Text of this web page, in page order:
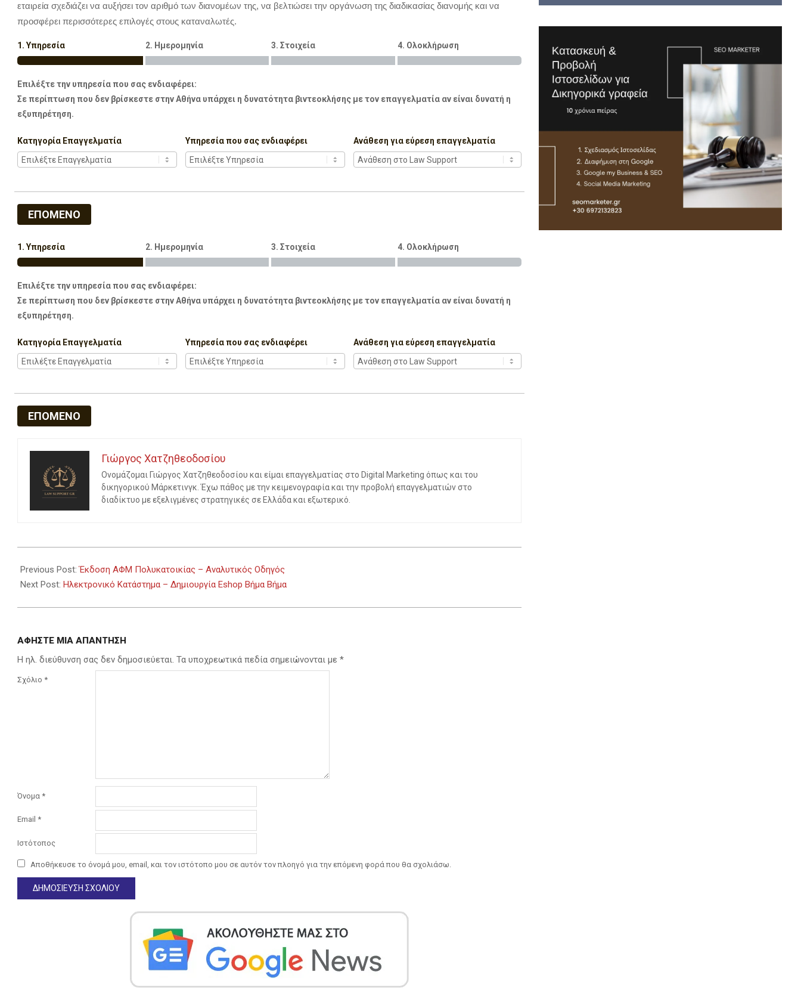
εταιρεία σχεδιάζει να αυξήσει τον αριθμό των διανομέων της, να βελτιώσει την οργάνωση της διαδικασίας διανομής και να
προσφέρει περισσότερες επιλογές στους καταναλωτές.
1. Υπηρεσία 2. Ημερομηνία 3. Στοιχεία 4. Ολοκλήρωση
Επιλέξτε την υπηρεσία που σας ενδιαφέρει:
Σε περίπτωση που δεν βρίσκεστε στην Αθήνα υπάρχει η δυνατότητα βιντεοκλήσης με τον επαγγελματία αν είναι δυνατή η
εξυπηρέτηση.
Κατηγορία Επαγγελματία Υπηρεσία που σας ενδιαφέρει Ανάθεση για εύρεση επαγγελματία
ΕΠΟΜΕΝΟ
1. Υπηρεσία 2. Ημερομηνία 3. Στοιχεία 4. Ολοκλήρωση
Επιλέξτε την υπηρεσία που σας ενδιαφέρει:
Σε περίπτωση που δεν βρίσκεστε στην Αθήνα υπάρχει η δυνατότητα βιντεοκλήσης με τον επαγγελματία αν είναι δυνατή η
εξυπηρέτηση.
Κατηγορία Επαγγελματία Υπηρεσία που σας ενδιαφέρει Ανάθεση για εύρεση επαγγελματία
ΕΠΟΜΕΝΟ
Γιώργος Χατζηθεοδοσίου
Ονομάζομαι Γιώργος Χατζηθεοδοσίου και είμαι επαγγελματίας στο Digital Marketing όπως και του
δικηγορικού Μάρκετινγκ. Έχω πάθος με την κειμενογραφία και την προβολή επαγγελματιών στο
διαδίκτυο με εξελιγμένες στρατηγικές σε Ελλάδα και εξωτερικό.
11-
09
Previous Post:Έκδοση ΑΦΜ Πολυκατοικίας – Αναλυτικός Οδηγός
Next Post: Ηλεκτρονικό Κατάστημα – Δημιουργία Eshop Βήμα Βήμα
ΑΦΉΣΤΕ ΜΙΑ ΑΠΆΝΤΗΣΗ
Η ηλ. διεύθυνση σας δεν δημοσιεύεται. Τα υποχρεωτικά πεδία σημειώνονται με *
Σχόλιο *
Όνομα *
Email *
Ιστότοπος
Αποθήκευσε το όνομά μου, email, και τον ιστότοπο μου σε αυτόν τον πλοηγό για την επόμενη φορά που θα σχολιάσω.